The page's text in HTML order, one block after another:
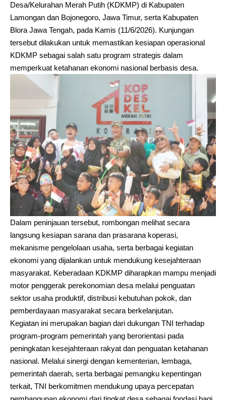
Desa/Kelurahan Merah Putih (KDKMP) di Kabupaten
Lamongan dan Bojonegoro, Jawa Timur, serta Kabupaten
Blora Jawa Tengah, pada Kamis (11/6/2026). Kunjungan
tersebut dilakukan untuk memastikan kesiapan operasional
KDKMP sebagai salah satu program strategis dalam
memperkuat ketahanan ekonomi nasional berbasis desa.
Dalam peninjauan tersebut, rombongan melihat secara
langsung kesiapan sarana dan prasarana koperasi,
mekanisme pengelolaan usaha, serta berbagai kegiatan
ekonomi yang dijalankan untuk mendukung kesejahteraan
masyarakat. Keberadaan KDKMP diharapkan mampu menjadi
motor penggerak perekonomian desa melalui penguatan
sektor usaha produktif, distribusi kebutuhan pokok, dan
pemberdayaan masyarakat secara berkelanjutan.
Kegiatan ini merupakan bagian dari dukungan TNI terhadap
program-program pemerintah yang berorientasi pada
peningkatan kesejahteraan rakyat dan penguatan ketahanan
nasional. Melalui sinergi dengan kementerian, lembaga,
pemerintah daerah, serta berbagai pemangku kepentingan
terkait, TNI berkomitmen mendukung upaya percepatan